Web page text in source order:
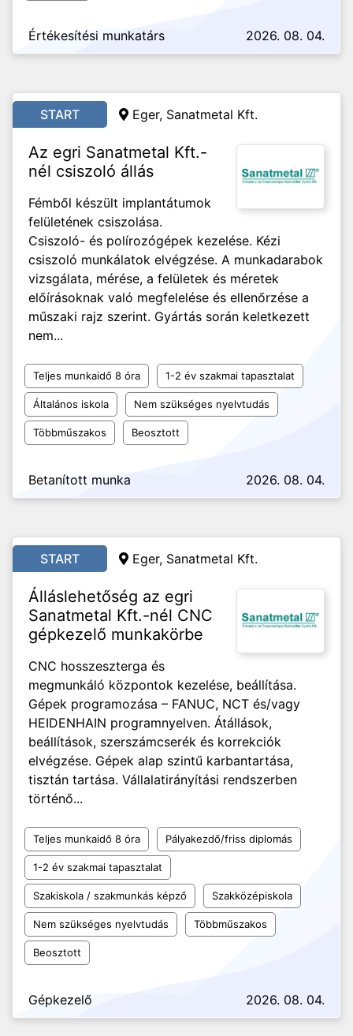
Értékesítési munkatárs 2026. 08. 04.
START Eger, Sanatmetal Kft.
Az egri Sanatmetal Kft.-
nél csiszoló állás
Fémből készült implantátumok
felületének csiszolása.
Csiszoló- és polírozógépek kezelése. Kézi
csiszoló munkálatok elvégzése. A munkadarabok
vizsgálata, mérése, a felületek és méretek
előírásoknak való megfelelése és ellenőrzése a
műszaki rajz szerint. Gyártás során keletkezett
nem...
Teljes munkaidő 8 óra 1-2 év szakmai tapasztalat
Általános iskola Nem szükséges nyelvtudás
Többműszakos Beosztott
Betanított munka 2026. 08. 04.
START Eger, Sanatmetal Kft.
Álláslehetőség az egri
Sanatmetal Kft.-nél CNC
gépkezelő munkakörbe
CNC hosszeszterga és
megmunkáló központok kezelése, beállítása.
Gépek programozása – FANUC, NCT és/vagy
HEIDENHAIN programnyelven. Átállások,
beállítások, szerszámcserék és korrekciók
elvégzése. Gépek alap szintű karbantartása,
tisztán tartása. Vállalatirányítási rendszerben
történő...
Teljes munkaidő 8 óra Pályakezdő/friss diplomás
1-2 év szakmai tapasztalat
Szakiskola / szakmunkás képző Szakközépiskola
Nem szükséges nyelvtudás Többműszakos
Beosztott
Gépkezelő 2026. 08. 04.